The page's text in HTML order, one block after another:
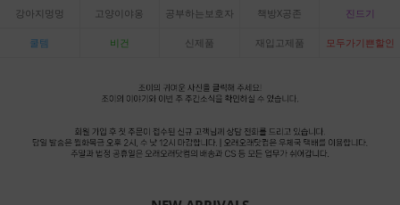
강아지멍멍 고양이야옹 공부하는보호자 책방X공존 진드기
쿨템 비건 신제품 재입고제품 모두가기쁜할인